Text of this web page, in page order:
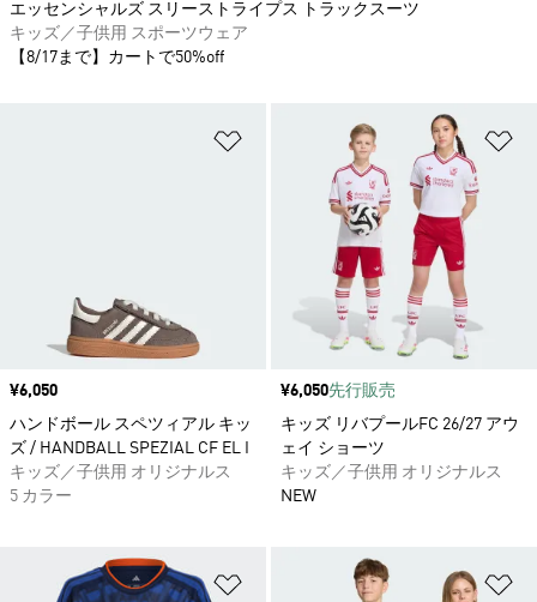
ほしいものリストに追加
価格
¥6,050
ハンドボール スペツィアル キッ
ズ / HANDBALL SPEZIAL CF EL I
キッズ／子供用 オリジナルス
5 カラー
価格
¥6,050先行販売
キッズ リバプールFC 26/27 アウ
ェイ ショーツ
キッズ／子供用 オリジナルス
NEW
ほしいものリストに追加
エッセンシャルズ スリーストライプス トラックスーツ
キッズ／子供用 スポーツウェア
【8/17まで】カートで50%off